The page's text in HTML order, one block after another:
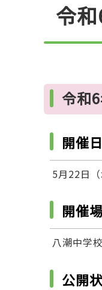
令
令和
開催
5月22日
開催
八潮中学校
公開